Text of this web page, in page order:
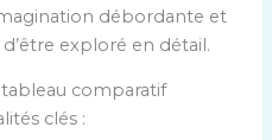
débordante et
exploré en détail.
comparatif
clés :